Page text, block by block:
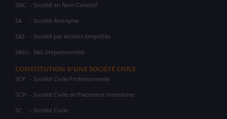
SNC - Société en Nom Collectif
SA - Société Anonyme
SAS - Société par Actions Simplifiée
SASU - SAS Unipersonnelle
CONSTITUTION D'UNE SOCIÉTÉ CIVILE
SCP - Société Civile Professionnelle
SCPI - Société Civile de Placement Immobilier
SC - Société Civile